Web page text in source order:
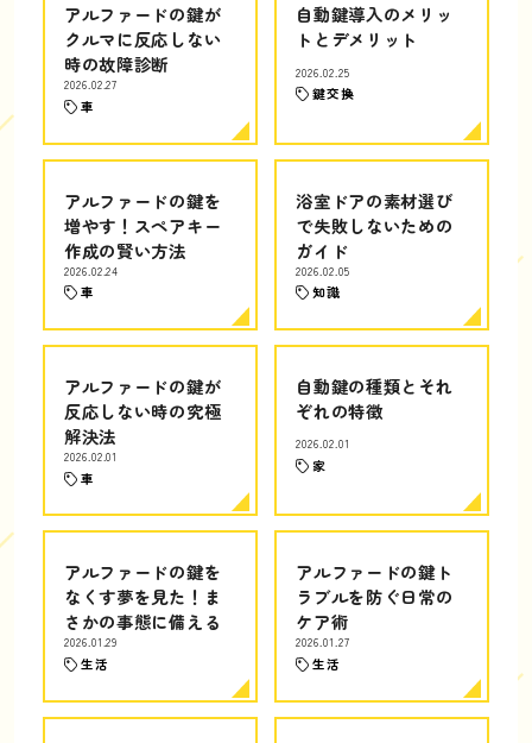
アルファードの鍵が
クルマに反応しない
時の故障診断
2026.02.27
車
自動鍵導入のメリッ
トとデメリット
2026.02.25
鍵交換
アルファードの鍵を
増やす！スペアキー
作成の賢い方法
2026.02.24
車
浴室ドアの素材選び
で失敗しないための
ガイド
2026.02.05
知識
アルファードの鍵が
反応しない時の究極
解決法
2026.02.01
車
自動鍵の種類とそれ
ぞれの特徴
2026.02.01
家
アルファードの鍵を
なくす夢を見た！ま
さかの事態に備える
2026.01.29
生活
アルファードの鍵ト
ラブルを防ぐ日常の
ケア術
2026.01.27
生活